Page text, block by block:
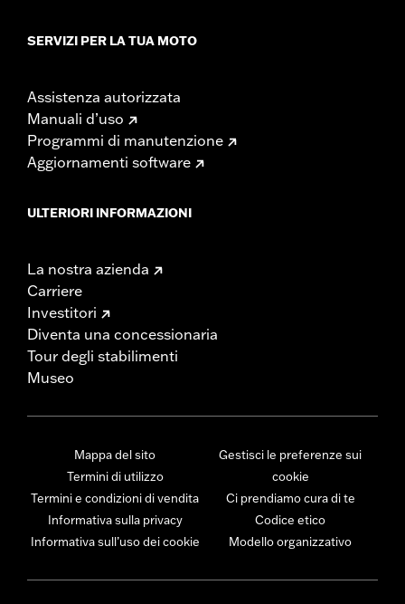
SERVIZI PER LA TUA MOTO
Assistenza autorizzata
Manuali d’uso
Programmi di manutenzione
Aggiornamenti software
ULTERIORI INFORMAZIONI
La nostra azienda
Carriere
Investitori
Diventa una concessionaria
Tour degli stabilimenti
Museo
Mappa del sito
Termini di utilizzo
Termini e condizioni di vendita
Informativa sulla privacy
Informativa sull’uso dei cookie
Gestisci le preferenze sui
cookie
Ci prendiamo cura di te
Codice etico
Modello organizzativo